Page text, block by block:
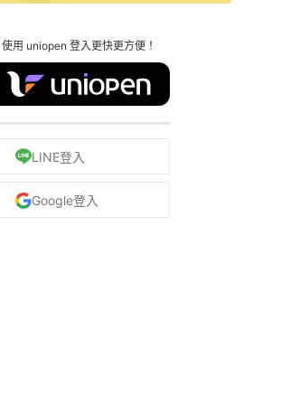
使用 uniopen 登入更快更方便！
LINE登入
Google登入